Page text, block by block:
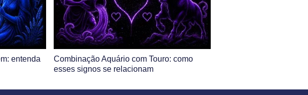
entenda
Combinação Aquário com Touro: como
esses signos se relacionam